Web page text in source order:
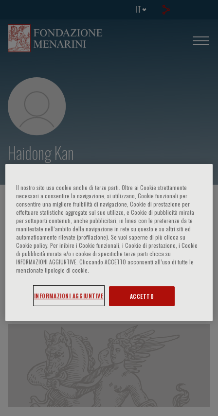
IT
Haidong Kan
HOME PAGE / CORSI ED EVENTI / RELATORE
Haidong Kan
Partecipazioni del relatore
Il nostro sito usa cookie anche di terze parti. Oltre ai Cookie strettamente
necessari a consentire la navigazione, si utilizzano, Cookie funzionali per
consentire una migliore fruibilità di navigazione, Cookie di prestazione per
effettuare statistiche aggregate sul suo utilizzo, e Cookie di pubblicità mirata
per sottoporti contenuti, anche pubblicitari, in linea con le preferenze da te
manifestate nell‘ambito della navigazione in rete su questo e su altri siti ed
automaticamente rilevate (profilazione). Se vuoi saperne di più clicca su
Cookie policy. Per inibire i Cookie funzionali, i Cookie di prestazione, i Cookie
di pubblicità mirata e/o i cookie di specifiche terze parti clicca su
INFORMAZIONI AGGIUNTIVE. Cliccando ACCETTO acconsenti all’uso di tutte le
menzionate tipologie di cookie.
INFORMAZIONI AGGIUNTIVE ACCETTO